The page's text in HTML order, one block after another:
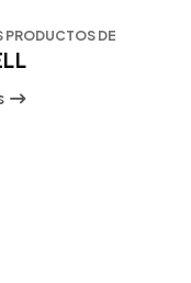
PRODUCTOS DE